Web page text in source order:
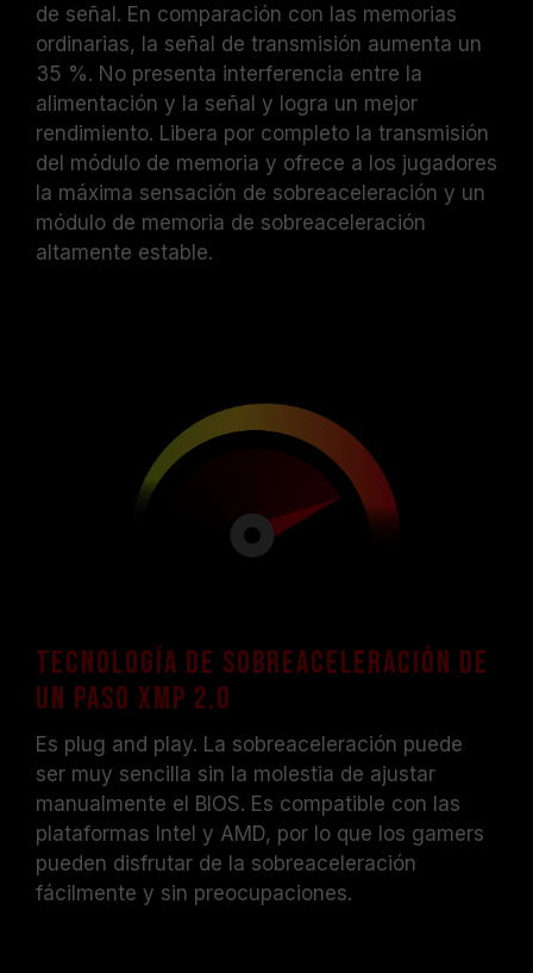
de señal. En comparación con las memorias
ordinarias, la señal de transmisión aumenta un
35 %. No presenta interferencia entre la
alimentación y la señal y logra un mejor
rendimiento. Libera por completo la transmisión
del módulo de memoria y ofrece a los jugadores
la máxima sensación de sobreaceleración y un
módulo de memoria de sobreaceleración
altamente estable.
Tecnología de sobreaceleración de
un paso XMP 2.0
Es plug and play. La sobreaceleración puede
ser muy sencilla sin la molestia de ajustar
manualmente el BIOS. Es compatible con las
plataformas Intel y AMD, por lo que los gamers
pueden disfrutar de la sobreaceleración
fácilmente y sin preocupaciones.